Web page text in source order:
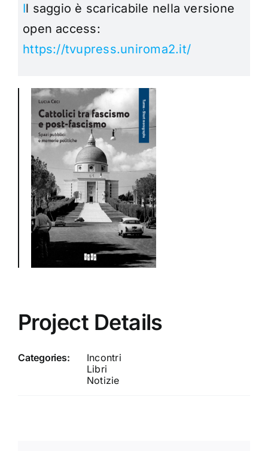
Il saggio è scaricabile nella versione
open access:
https://tvupress.uniroma2.it/
Project Details
Categories:
Incontri
Libri
Notizie